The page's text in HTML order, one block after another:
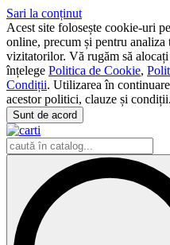
Sari la conținut
Acest site folosește cookie-uri
online, precum și pentru
vizitatorilor. Vă rugăm să
înțelege Politica de Cookie,
Condiții. Utilizarea în
acestor politici, clauze și condiții.
Sunt de acord